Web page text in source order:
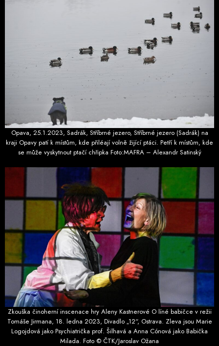
Opava, 25.1.2023, Sadrák, Stříbrné jezero, Stříbrné jezero (Sadrák) na
kraji Opavy patí k místům, kde přiléají volně žijící ptáci. Petří k místům, kde
se může vyskytnout ptačí chřipka Foto:MAFRA – Alexandr Satinský
Zkouška činoherní inscenace hry Aleny Kastnerové O líné babičce v režii
Tomáše Jirmana, 18. ledna 2023, Divadlo „12“, Ostrava. Zleva jsou Marie
Logojdová jako Psychiatrička prof. Šilhavá a Anna Cónová jako Babička
Milada. Foto © ČTK/Jaroslav Ožana